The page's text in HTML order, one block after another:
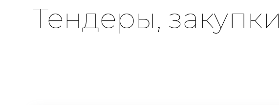
Тендеры, закупки